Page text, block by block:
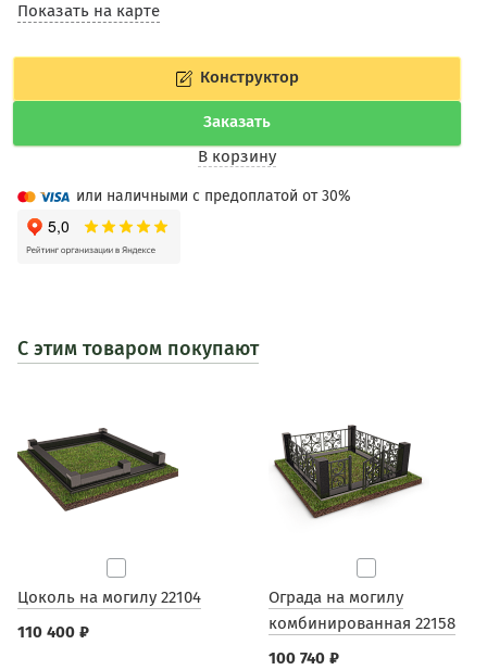
Показать на карте
Конструктор
Заказать
В корзину
или наличными с предоплатой от 30%
С этим товаром покупают
Цоколь на могилу 22104
110 400 ₽
Ограда на могилу
комбинированная 22158
100 740 ₽